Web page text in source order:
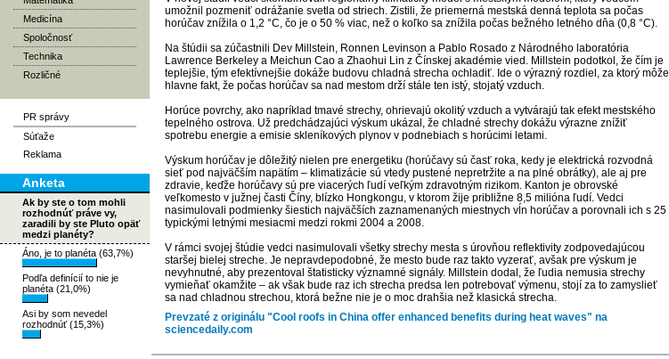
Medicína
Spoločnosť
Technika
Rozličné
PR správy
Súťaže
Reklama
Anketa
Ak by ste o tom mohli
rozhodnúť práve vy,
zaradili by ste Pluto opäť
medzi planéty?
Áno, je to planéta (63,7%)
Podľa definícií to nie je
planéta (21,0%)
Asi by som nevedel
rozhodnúť (15,3%)
umožnil pozmeniť odrážanie svetla od striech. Zistili, že priemerná mestská denná teplota sa počas
horúčav znížila o 1,2 °C, čo je o 50 % viac, než o koľko sa znížila počas bežného letného dňa (0,8 °C).
Na štúdii sa zúčastnili Dev Millstein, Ronnen Levinson a Pablo Rosado z Národného laboratória
Lawrence Berkeley a Meichun Cao a Zhaohui Lin z Čínskej akadémie vied. Millstein podotkol, že čím je
teplejšie, tým efektívnejšie dokáže budovu chladná strecha ochladiť. Ide o výrazný rozdiel, za ktorý môže
hlavne fakt, že počas horúčav sa nad mestom drží stále ten istý, stojatý vzduch.
Horúce povrchy, ako napríklad tmavé strechy, ohrievajú okolitý vzduch a vytvárajú tak efekt mestského
tepelného ostrova. Už predchádzajúci výskum ukázal, že chladné strechy dokážu výrazne znížiť
spotrebu energie a emisie skleníkových plynov v podnebiach s horúcimi letami.
Výskum horúčav je dôležitý nielen pre energetiku (horúčavy sú časť roka, kedy je elektrická rozvodná
sieť pod najväčším napätím – klimatizácie sú vtedy pustené nepretržite a na plné obrátky), ale aj pre
zdravie, keďže horúčavy sú pre viacerých ľudí veľkým zdravotným rizikom. Kanton je obrovské
veľkomesto v južnej časti Číny, blízko Hongkongu, v ktorom žije približne 8,5 milióna ľudí. Vedci
nasimulovali podmienky šiestich najväčších zaznamenaných miestnych vĺn horúčav a porovnali ich s 25
typickými letnými mesiacmi medzi rokmi 2004 a 2008.
V rámci svojej štúdie vedci nasimulovali všetky strechy mesta s úrovňou reflektivity zodpovedajúcou
staršej bielej streche. Je nepravdepodobné, že mesto bude raz takto vyzerať, avšak pre výskum je
nevyhnutné, aby prezentoval štatisticky významné signály. Millstein dodal, že ľudia nemusia strechy
vymieňať okamžite – ak však bude raz ich strecha predsa len potrebovať výmenu, stojí za to zamyslieť
sa nad chladnou strechou, ktorá bežne nie je o moc drahšia než klasická strecha.
Prevzaté z originálu "Cool roofs in China offer enhanced benefits during heat waves" na
sciencedaily.com